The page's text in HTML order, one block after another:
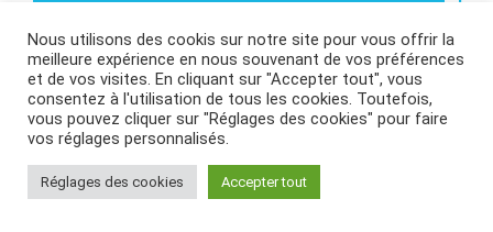
MENTIONS LÉGALES ET CONDITIONS GÉNÉRALES
D’UTILISATION| POLITIQUE DES COOKIES|
Nous utilisons des cookis sur notre site pour vous offrir la
meilleure expérience en nous souvenant de vos préférences
et de vos visites. En cliquant sur "Accepter tout", vous
consentez à l'utilisation de tous les cookies. Toutefois,
vous pouvez cliquer sur "Réglages des cookies" pour faire
vos réglages personnalisés.
Réglages des cookies Accepter tout